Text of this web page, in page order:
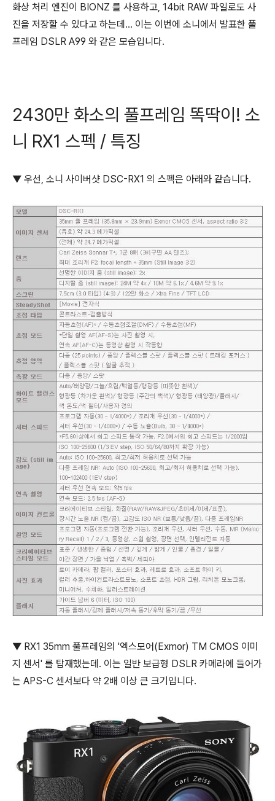
화상 처리 엔진이 BIONZ 를 사용하고, 14bit RAW 파일로도 사
진을 저장할 수 있다고 하는데... 이는 이번에 소니에서 발표한 풀
프레임 DSLR A99 와 같은 모습입니다.
2430만 화소의 풀프레임 똑딱이! 소
니 RX1 스펙 / 특징
▼ 우선, 소니 사이버샷 DSC-RX1 의 스펙은 아래와 같습니다.
▼ RX1 35mm 풀프레임의 '엑스모어(Exmor) TM CMOS 이미
지 센서' 를 탑재했는데. 이는 일반 보급형 DSLR 카메라에 들어가
는 APS-C 센서보다 약 2배 이상 큰 크기입니다.